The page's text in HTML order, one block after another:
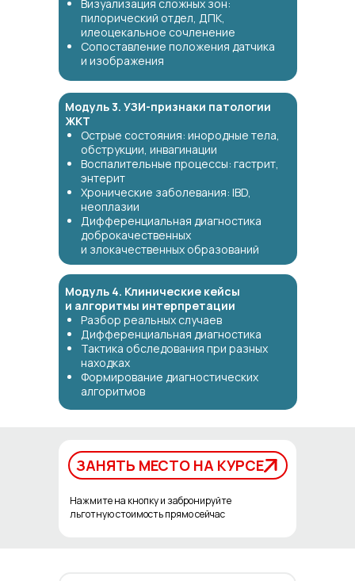
Визуализация сложных зон:
пилорический отдел, ДПК,
илеоцекальное сочленение
Сопоставление положения датчика
и изображения
Модуль 3. УЗИ-признаки патологии
ЖКТ
Острые состояния: инородные тела,
обструкции, инвагинации
Воспалительные процессы: гастрит,
энтерит
Хронические заболевания: IBD,
неоплазии
Дифференциальная диагностика
доброкачественных
и злокачественных образований
Модуль 4. Клинические кейсы
и алгоритмы интерпретации
Разбор реальных случаев
Дифференциальная диагностика
Тактика обследования при разных
находках
Формирование диагностических
алгоритмов
ЗАНЯТЬ МЕСТО НА КУРСЕ
ЗАНЯТЬ МЕСТО НА КУРСЕ
Нажмите на кнопку и забронируйте
льготную стоимость прямо сейчас